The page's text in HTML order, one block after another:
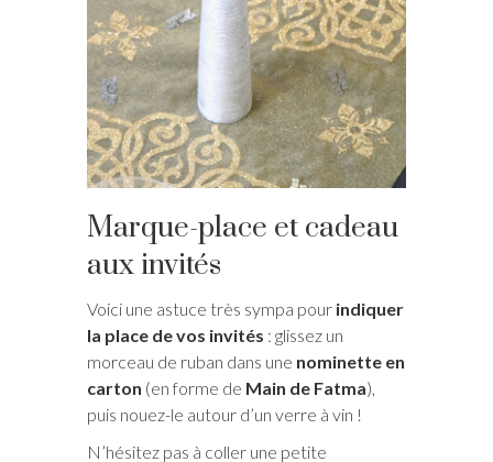
Marque-place et cadeau
aux invités
Voici une astuce très sympa pour indiquer
la place de vos invités : glissez un
morceau de ruban dans une nominette en
carton (en forme de Main de Fatma),
puis nouez-le autour d’un verre à vin !
N’hésitez pas à coller une petite